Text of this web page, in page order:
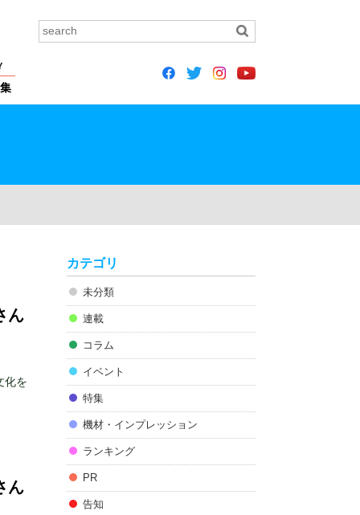
ん
化を
ん
カテゴリ
未分類
連載
コラム
イベント
特集
機材・インプレッション
ランキング
PR
告知